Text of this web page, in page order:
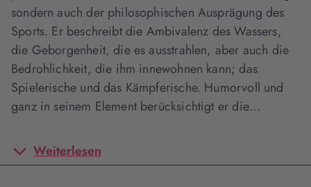
sondern auch der philosophischen Ausprägung des
Sports. Er beschreibt die Ambivalenz des Wassers,
die Geborgenheit, die es ausstrahlen, aber auch die
Bedrohlichkeit, die ihm innewohnen kann; das
Spielerische und das Kämpferische. Humorvoll und
ganz in seinem Element berücksichtigt er die…
Weiterlesen